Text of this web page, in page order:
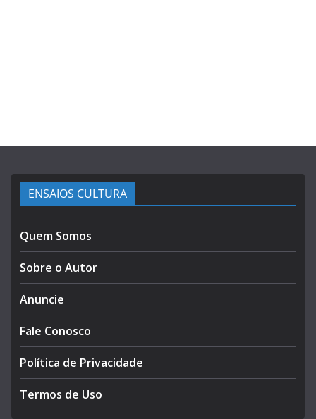
ENSAIOS CULTURA
Quem Somos
Sobre o Autor
Anuncie
Fale Conosco
Política de Privacidade
Termos de Uso